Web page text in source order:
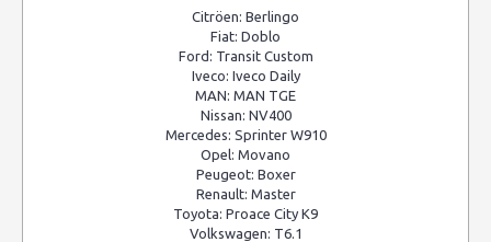
Citröen: Berlingo
Fiat: Doblo
Ford: Transit Custom
Iveco: Iveco Daily
MAN: MAN TGE
Nissan: NV400
Mercedes: Sprinter W910
Opel: Movano
Peugeot: Boxer
Renault: Master
Toyota: Proace City K9
Volkswagen: T6.1